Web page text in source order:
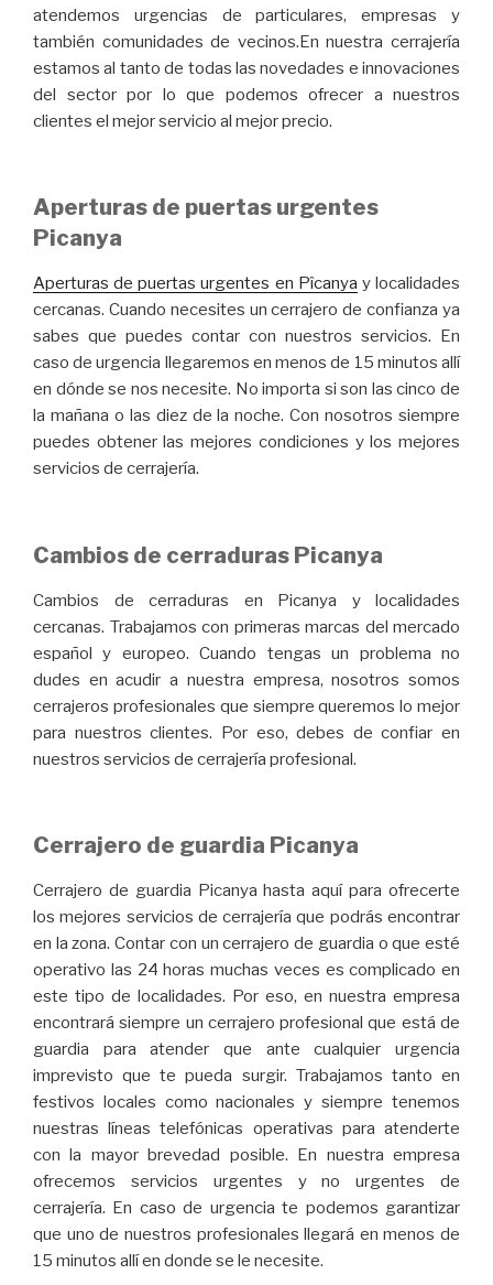
atendemos urgencias de particulares, empresas y
también comunidades de vecinos.En nuestra cerrajería
estamos al tanto de todas las novedades e innovaciones
del sector por lo que podemos ofrecer a nuestros
clientes el mejor servicio al mejor precio.
Aperturas de puertas urgentes
Picanya
Aperturas de puertas urgentes en Pîcanya y localidades
cercanas. Cuando necesites un cerrajero de confianza ya
sabes que puedes contar con nuestros servicios. En
caso de urgencia llegaremos en menos de 15 minutos allí
en dónde se nos necesite. No importa si son las cinco de
la mañana o las diez de la noche. Con nosotros siempre
puedes obtener las mejores condiciones y los mejores
servicios de cerrajería.
Cambios de cerraduras Picanya
Cambios de cerraduras en Picanya y localidades
cercanas. Trabajamos con primeras marcas del mercado
español y europeo. Cuando tengas un problema no
dudes en acudir a nuestra empresa, nosotros somos
cerrajeros profesionales que siempre queremos lo mejor
para nuestros clientes. Por eso, debes de confiar en
nuestros servicios de cerrajería profesional.
Cerrajero de guardia Picanya
Cerrajero de guardia Picanya hasta aquí para ofrecerte
los mejores servicios de cerrajería que podrás encontrar
en la zona. Contar con un cerrajero de guardia o que esté
operativo las 24 horas muchas veces es complicado en
este tipo de localidades. Por eso, en nuestra empresa
encontrará siempre un cerrajero profesional que está de
guardia para atender que ante cualquier urgencia
imprevisto que te pueda surgir. Trabajamos tanto en
festivos locales como nacionales y siempre tenemos
nuestras líneas telefónicas operativas para atenderte
con la mayor brevedad posible. En nuestra empresa
ofrecemos servicios urgentes y no urgentes de
cerrajería. En caso de urgencia te podemos garantizar
que uno de nuestros profesionales llegará en menos de
15 minutos allí en donde se le necesite.